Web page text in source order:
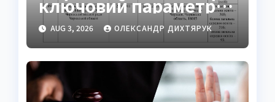
ключовий параметр
освітньої діяльності
закладів
AUG 3, 2026 ОЛЕКСАНДР ДИХТЯРУК